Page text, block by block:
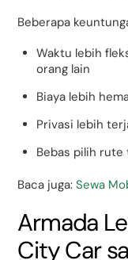
Beberapa
Waktu lebih
orang lain
Biaya lebih
Privasi lebih
Bebas pilih rute
Baca juga:Sewa
Armada
City Car